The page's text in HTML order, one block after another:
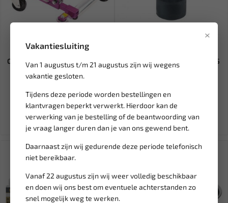
×
Vakantiesluiting
Van 1 augustus t/m 21 augustus zijn wij wegens
vakantie gesloten.
Tijdens deze periode worden bestellingen en
klantvragen beperkt verwerkt. Hierdoor kan de
verwerking van je bestelling of de beantwoording van
je vraag langer duren dan je van ons gewend bent.
Daarnaast zijn wij gedurende deze periode telefonisch
niet bereikbaar.
Vanaf 22 augustus zijn wij weer volledig beschikbaar
en doen wij ons best om eventuele achterstanden zo
snel mogelijk weg te werken.
Leverbaar
GoJak 5211 Autoverplaatsers 2
stuks 1x L + 1x R G5...
965,58
Ex. btw: € 798,00
FORCE 3/8" Remklauw dop 15
mm / 10-kant 9B0402A
12,04
Ex. btw: € 9,95